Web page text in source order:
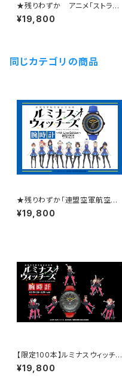
★残りわずか アニメ「ストライ
クウィッチーズ」シリーズ「０１５」
周年記念腕時計 「５０１」部隊モ
¥19,800
同じカテゴリの商品
★残りわずか「連盟空軍航空魔
法音楽隊ルミナスウィッチーズ」
部隊モデル第3弾「Blue stage
¥19,800
【限定100本】ルミナスウィッチー
ズ 「連盟空軍航空魔法音楽隊ル
ミナスウィッチーズ」コラボウォッ
¥19,800